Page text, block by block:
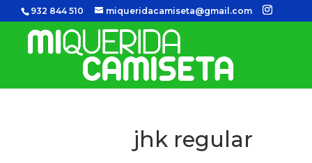
932 844 510 miqueridacamiseta@gmail.com
jhk regular